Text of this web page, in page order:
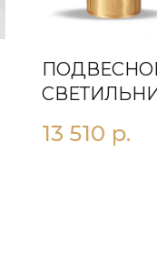
13 510 р.